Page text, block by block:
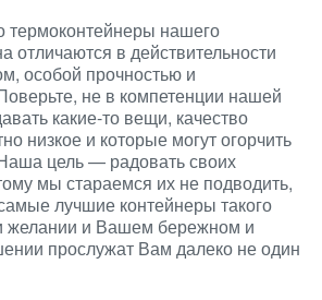
термоконтейнеры нашего
отличаются в действительности
особой прочностью и
не в компетенции нашей
какие-то вещи, качество
низкое и которые могут огорчить
цель — радовать своих
мы стараемся их не подводить,
лучшие контейнеры такого
желании и Вашем бережном и
прослужат Вам далеко не один